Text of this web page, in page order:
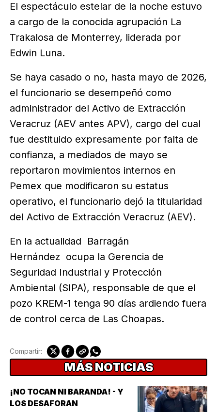
El espectáculo estelar de la noche estuvo
a cargo de la conocida agrupación La
Trakalosa de Monterrey, liderada por
Edwin Luna.
Se haya casado o no, hasta mayo de 2026,
el funcionario se desempeñó como
administrador del Activo de Extracción
Veracruz (AEV antes APV), cargo del cual
fue destituido expresamente por falta de
confianza, a mediados de mayo se
reportaron movimientos internos en
Pemex que modificaron su estatus
operativo, el funcionario dejó la titularidad
del Activo de Extracción Veracruz (AEV).
En la actualidad Barragán
Hernández ocupa la Gerencia de
Seguridad Industrial y Protección
Ambiental (SIPA), responsable de que el
pozo KREM-1 tenga 90 días ardiendo fuera
de control cerca de Las Choapas.
Compartir:
MÁS NOTICIAS
¡NO TOCAN NI BARANDA! - Y
LOS DESAFORAN